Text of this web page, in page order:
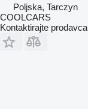
Poljska, Tarczyn
COOLCARS
Kontaktirajte prodavca